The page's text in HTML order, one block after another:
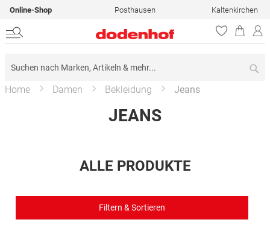
Online-Shop Posthausen Kaltenkirchen
Home Damen Bekleidung Jeans
JEANS
ALLE PRODUKTE
Filtern & Sortieren